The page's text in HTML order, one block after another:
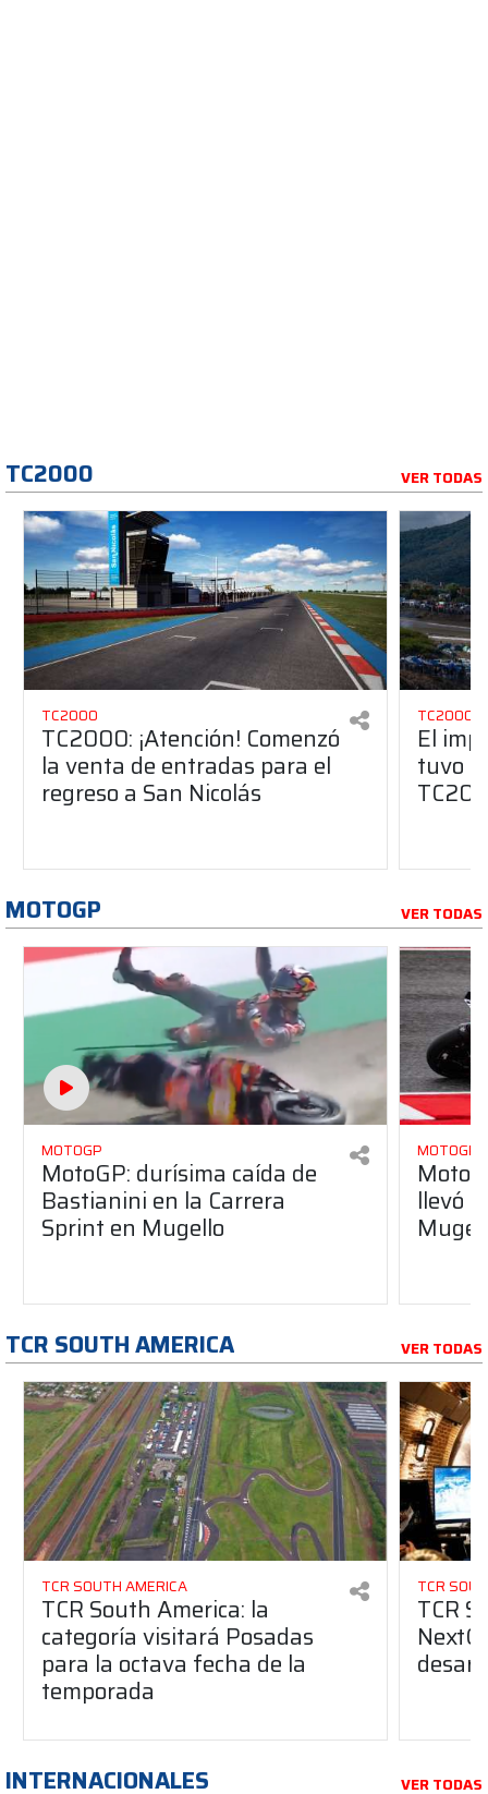
TC2000 VER TODAS
TC2000
TC2000: ¡Atención! Comenzó
la venta de entradas para el
regreso a San Nicolás
TC2000
El
tuvo
MOTOGP VER TODAS
MOTOGP
MotoGP: durísima caída de
Bastianini en la Carrera
Sprint en Mugello
MOTOGP
llevó
TCR SOUTH AMERICA VER TODAS
TCR SOUTH AMERICA
TCR South America: la
categoría visitará Posadas
para la octava fecha de la
temporada
TCR
TCR
INTERNACIONALES VER TODAS